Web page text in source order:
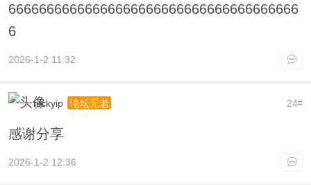
66666666666666666666666666666666666666
6
2026-1-2 11:32
24#
nickyip 论坛元老
感谢分享
2026-1-2 12:36